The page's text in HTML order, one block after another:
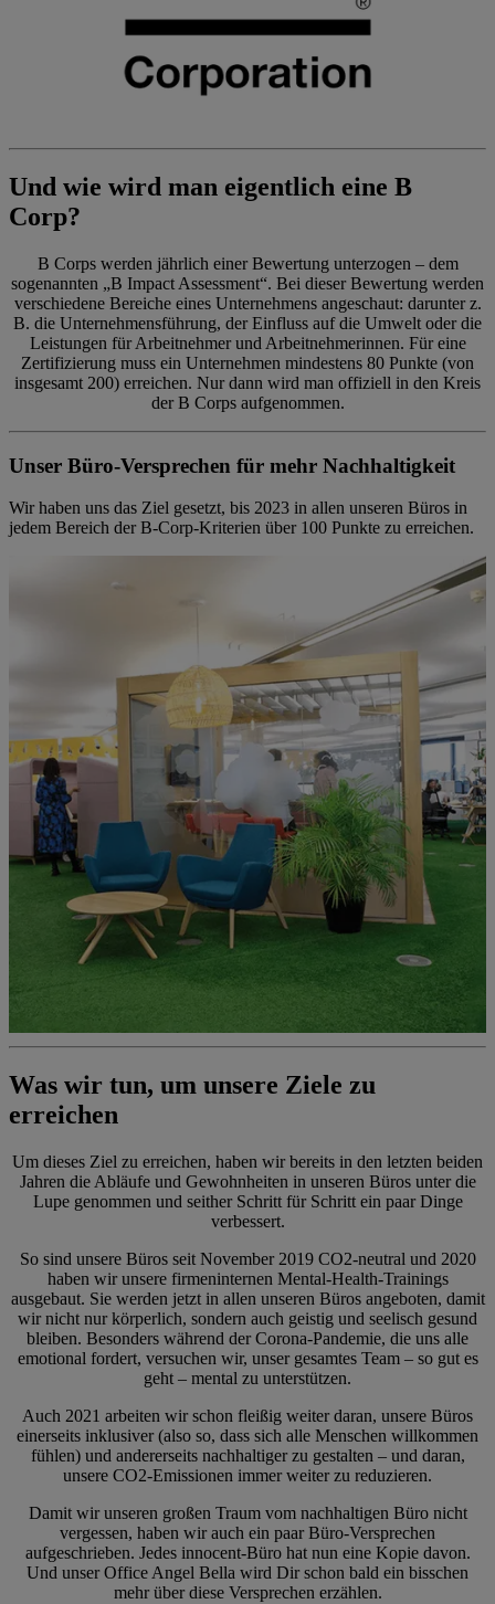
Und wie wird man eigentlich eine B
Corp?
B Corps werden jährlich einer Bewertung unterzogen – dem
sogenannten „B Impact Assessment“. Bei dieser Bewertung werden
verschiedene Bereiche eines Unternehmens angeschaut: darunter z.
B. die Unternehmensführung, der Einfluss auf die Umwelt oder die
Leistungen für Arbeitnehmer und Arbeitnehmerinnen. Für eine
Zertifizierung muss ein Unternehmen mindestens 80 Punkte (von
insgesamt 200) erreichen. Nur dann wird man offiziell in den Kreis
der B Corps aufgenommen.
Unser Büro-Versprechen für mehr Nachhaltigkeit
Wir haben uns das Ziel gesetzt, bis 2023 in allen unseren Büros in
jedem Bereich der B-Corp-Kriterien über 100 Punkte zu erreichen.
Was wir tun, um unsere Ziele zu
erreichen
Um dieses Ziel zu erreichen, haben wir bereits in den letzten beiden
Jahren die Abläufe und Gewohnheiten in unseren Büros unter die
Lupe genommen und seither Schritt für Schritt ein paar Dinge
verbessert.
So sind unsere Büros seit November 2019 CO2-neutral und 2020
haben wir unsere firmeninternen Mental-Health-Trainings
ausgebaut. Sie werden jetzt in allen unseren Büros angeboten, damit
wir nicht nur körperlich, sondern auch geistig und seelisch gesund
bleiben. Besonders während der Corona-Pandemie, die uns alle
emotional fordert, versuchen wir, unser gesamtes Team – so gut es
geht – mental zu unterstützen.
Auch 2021 arbeiten wir schon fleißig weiter daran, unsere Büros
einerseits inklusiver (also so, dass sich alle Menschen willkommen
fühlen) und andererseits nachhaltiger zu gestalten – und daran,
unsere CO2-Emissionen immer weiter zu reduzieren.
Damit wir unseren großen Traum vom nachhaltigen Büro nicht
vergessen, haben wir auch ein paar Büro-Versprechen
aufgeschrieben. Jedes innocent-Büro hat nun eine Kopie davon.
Und unser Office Angel Bella wird Dir schon bald ein bisschen
mehr über diese Versprechen erzählen.